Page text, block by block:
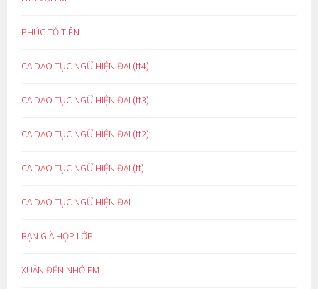
PHÚC TỔ TIÊN
CA DAO TỤC NGỮ HIỆN ĐẠI (tt4)
CA DAO TỤC NGỮ HIỆN ĐẠI (tt3)
CA DAO TỤC NGỮ HIỆN ĐẠI (tt2)
CA DAO TỤC NGỮ HIỆN ĐẠI (tt)
CA DAO TỤC NGỮ HIỆN ĐẠI
BẠN GIÀ HỌP LỚP
XUÂN ĐẾN NHỚ EM